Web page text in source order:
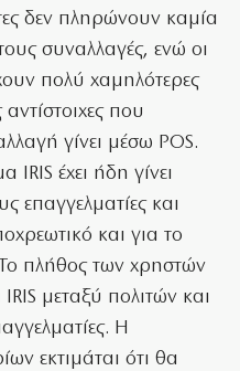
δεν πληρώνουν καμία
συναλλαγές, ενώ οι
πολύ χαμηλότερες
που
γίνει μέσω POS.
IRIS έχει ήδη γίνει
επαγγελματίες και
και για το
πλήθος των χρηστών
μεταξύ πολιτών και
Η
εκτιμάται ότι θα